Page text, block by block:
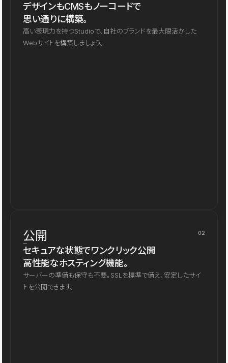
デザインもCMSもノーコードで
思い通りに構築。
高い表現力を持つStudioで、自社のブランドを最大限活かした
Webサイトを構築しましょう。
公開 02
セキュアな状態でワンクリック公開
高性能なホスティング機能。
サーバーの準備も保守も不要。SSLを標準で備え、安定したサイ
トを公開できます。